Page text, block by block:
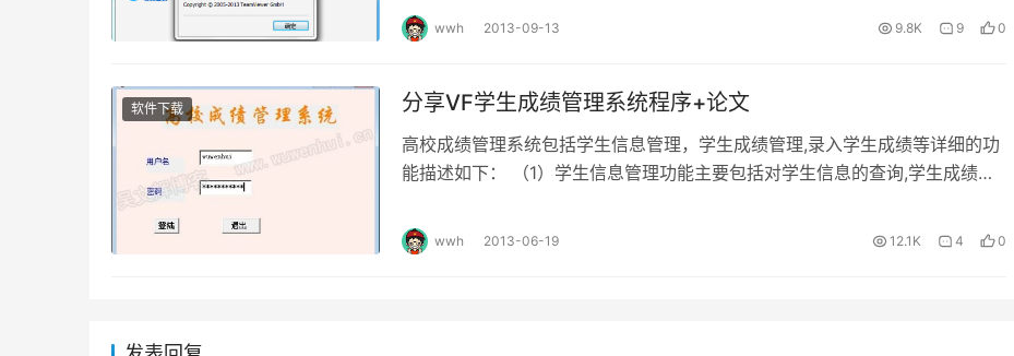
wwh 2013-09-13 9.8K 9 0
软件下载 分享VF学生成绩管理系统程序+论文
高校成绩管理系统包括学生信息管理，学生成绩管理,录入学生成绩等详细的功
能描述如下： （1）学生信息管理功能主要包括对学生信息的查询,学生成绩查
wwh 2013-06-19 12.1K 4 0